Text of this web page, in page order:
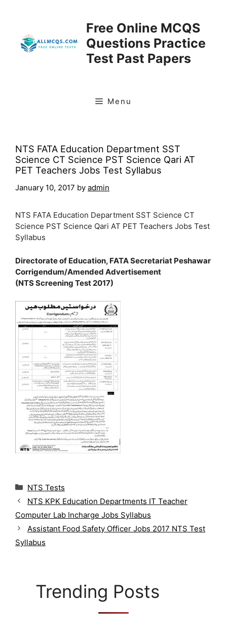
Free Online MCQS
Questions Practice
Test Past Papers
Menu
NTS FATA Education Department SST
Science CT Science PST Science Qari AT
PET Teachers Jobs Test Syllabus
January 10, 2017 by admin
NTS FATA Education Department SST Science CT
Science PST Science Qari AT PET Teachers Jobs Test
Syllabus
Directorate of Education, FATA Secretariat Peshawar
Corrigendum/Amended Advertisement
(NTS Screening Test 2017)
C
t
e
g
o
r
NTS Tests
NTS KPK Education Departments IT Teacher
Computer Lab Incharge Jobs Syllabus
Assistant Food Safety Officer Jobs 2017 NTS Test
Syllabus
Trending Posts